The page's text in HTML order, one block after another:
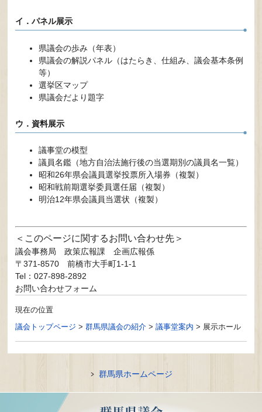
イ．パネル展示
県議会の歩み（年表）
県議会の解説パネル（はたらき、仕組み、議会基本条例
等）
選挙区マップ
県議会だより題字
ウ．資料展示
議事堂の模型
議員名鑑（地方自治法施行後の当選期別の議員名一覧）
昭和26年県会議員選挙投票所入場券（複製）
昭和戦前期選挙委員選任届（複製）
明治12年県会議員当選状（複製）
このページに関するお問い合わせ先
議会事務局
政策広報課 企画広報係
〒371-8570
前橋市大手町1-1-1
Tel：027-898-2892
お問い合わせフォーム
現在の位置
議会トップページ >群馬県議会の紹介 >議事堂案内 > 展示ホール
群馬県ホームページ